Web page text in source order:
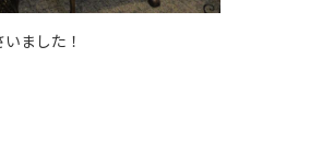
ました！